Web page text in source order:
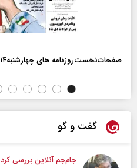
صفحات‌نخست‌روزنامه ها‌ی چهارشنبه‌۱۴ مردادماه
گفت و گو
جام‌جم آنلاین بررسی کرد